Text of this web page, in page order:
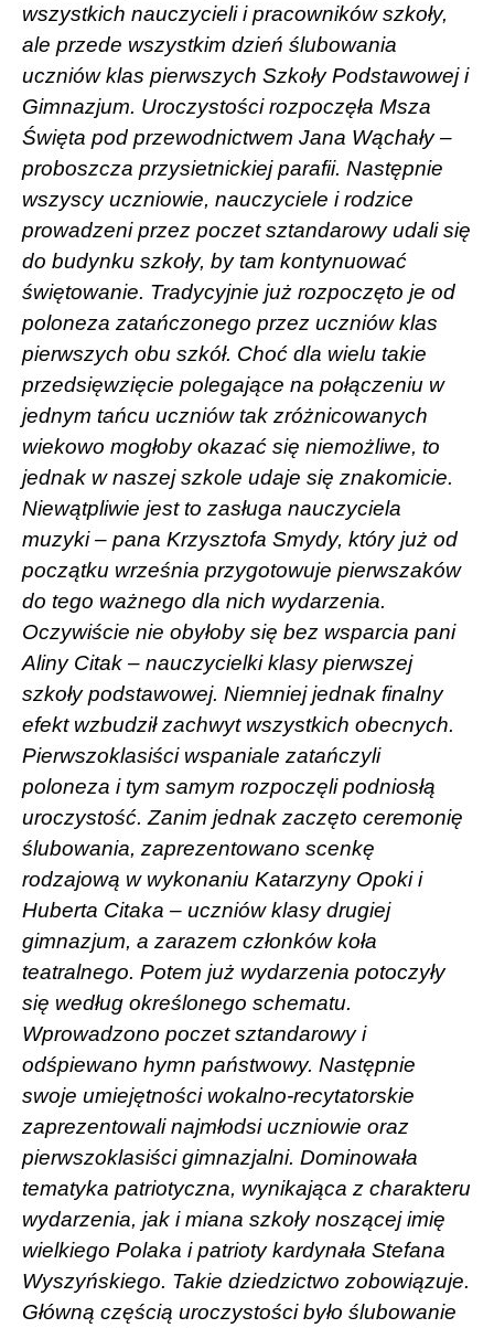
wszystkich nauczycieli i pracowników szkoły,
ale przede wszystkim dzień ślubowania
uczniów klas pierwszych Szkoły Podstawowej i
Gimnazjum. Uroczystości rozpoczęła Msza
Święta pod przewodnictwem Jana Wąchały –
proboszcza przysietnickiej parafii. Następnie
wszyscy uczniowie, nauczyciele i rodzice
prowadzeni przez poczet sztandarowy udali się
do budynku szkoły, by tam kontynuować
świętowanie. Tradycyjnie już rozpoczęto je od
poloneza zatańczonego przez uczniów klas
pierwszych obu szkół. Choć dla wielu takie
przedsięwzięcie polegające na połączeniu w
jednym tańcu uczniów tak zróżnicowanych
wiekowo mogłoby okazać się niemożliwe, to
jednak w naszej szkole udaje się znakomicie.
Niewątpliwie jest to zasługa nauczyciela
muzyki – pana Krzysztofa Smydy, który już od
początku września przygotowuje pierwszaków
do tego ważnego dla nich wydarzenia.
Oczywiście nie obyłoby się bez wsparcia pani
Aliny Citak – nauczycielki klasy pierwszej
szkoły podstawowej. Niemniej jednak finalny
efekt wzbudził zachwyt wszystkich obecnych.
Pierwszoklasiści wspaniale zatańczyli
poloneza i tym samym rozpoczęli podniosłą
uroczystość. Zanim jednak zaczęto ceremonię
ślubowania, zaprezentowano scenkę
rodzajową w wykonaniu Katarzyny Opoki i
Huberta Citaka – uczniów klasy drugiej
gimnazjum, a zarazem członków koła
teatralnego. Potem już wydarzenia potoczyły
się według określonego schematu.
Wprowadzono poczet sztandarowy i
odśpiewano hymn państwowy. Następnie
swoje umiejętności wokalno-recytatorskie
zaprezentowali najmłodsi uczniowie oraz
pierwszoklasiści gimnazjalni. Dominowała
tematyka patriotyczna, wynikająca z charakteru
wydarzenia, jak i miana szkoły noszącej imię
wielkiego Polaka i patrioty kardynała Stefana
Wyszyńskiego. Takie dziedzictwo zobowiązuje.
Główną częścią uroczystości było ślubowanie